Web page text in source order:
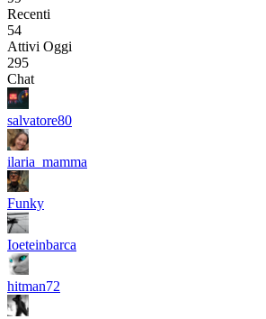
Recenti
54
Attivi Oggi
295
Chat
salvatore80
ilaria_mamma
Funky
Ioeteinbarca
hitman72